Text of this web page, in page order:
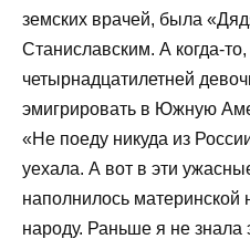
земских врачей, была
Станиславским. А когда-
четырнадцатилетней
эмигрировать в Южную
«Не поеду никуда из
уехала. А вот в эти
наполнилось материнской
народу. Раньше я не